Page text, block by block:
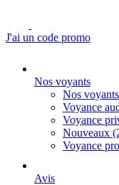
J'ai un code promo
Nos voyants
Nos voyants
Voyance
Voyance
Nouveaux
Voyance
Avis